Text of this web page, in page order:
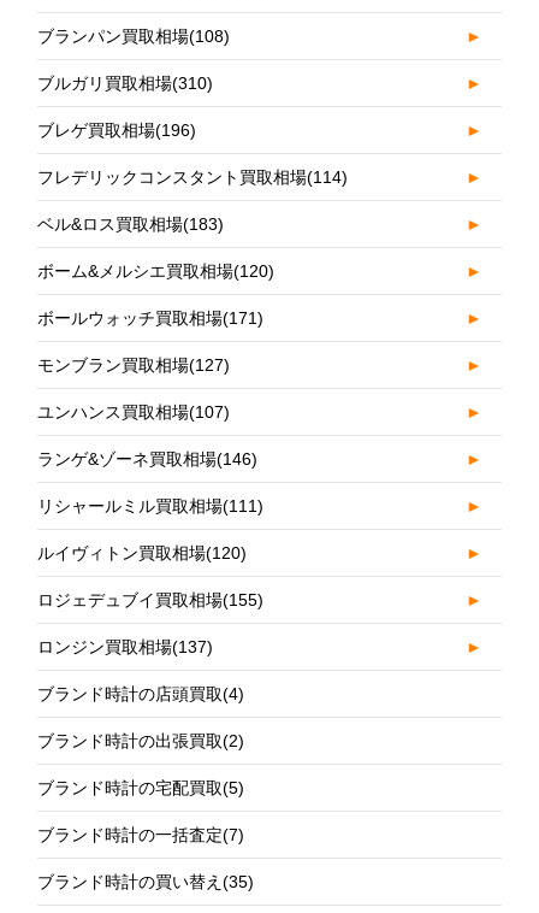
ブランパン買取相場(108) ►
ブルガリ買取相場(310) ►
ブレゲ買取相場(196) ►
フレデリックコンスタント買取相場(114) ►
ベル&ロス買取相場(183) ►
ボーム&メルシエ買取相場(120) ►
ボールウォッチ買取相場(171) ►
モンブラン買取相場(127) ►
ユンハンス買取相場(107) ►
ランゲ&ゾーネ買取相場(146) ►
リシャールミル買取相場(111) ►
ルイヴィトン買取相場(120) ►
ロジェデュブイ買取相場(155) ►
ロンジン買取相場(137) ►
ブランド時計の店頭買取(4)
ブランド時計の出張買取(2)
ブランド時計の宅配買取(5)
ブランド時計の一括査定(7)
ブランド時計の買い替え(35)